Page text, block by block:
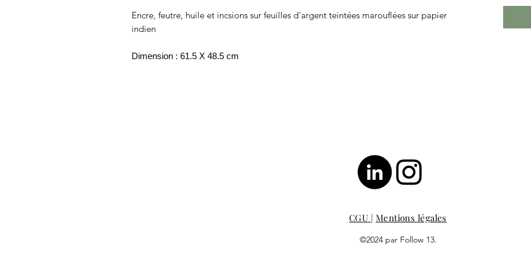
Encre, feutre, huile et incsions sur feuilles d'argent teintées marouflées sur papier
indien
Dimension : 61.5 X 48.5 cm
CGU Mentions légales
©2024 par Follow 13.